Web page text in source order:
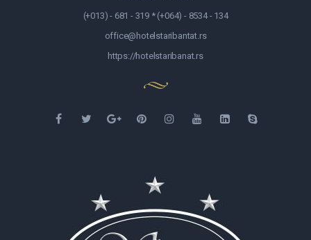
(+013) - 681 - 319 * (+064) - 8534 - 134
office@hotelstaribantat.rs
https://hotelstaribanat.rs